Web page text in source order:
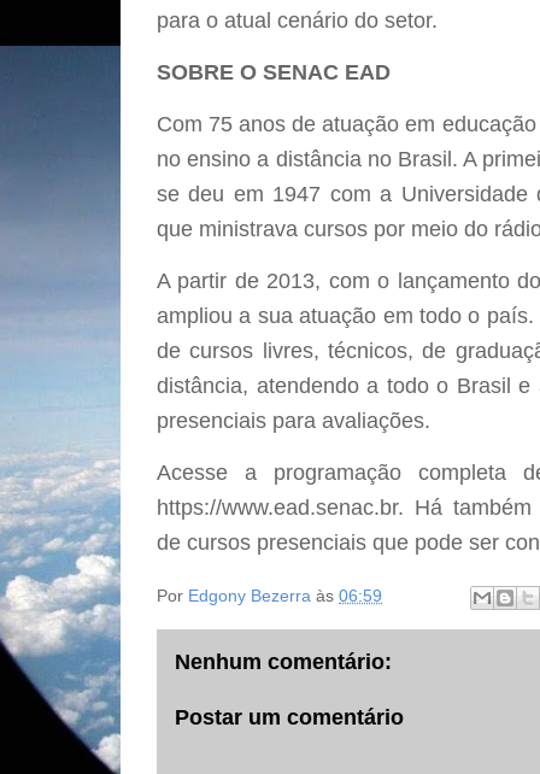
para o atual cenário do setor.
SOBRE O SENAC EAD
Com 75 anos de atuação em
no ensino a distância no Brasil. A
se deu em 1947 com a
que ministrava cursos por meio do
A partir de 2013, com o lançamento
ampliou a sua atuação em todo o
de cursos livres, técnicos, de
distância, atendendo a todo o Brasil
presenciais para avaliações.
Acesse a programação completa
https://www.ead.senac.br. Há
de cursos presenciais que pode ser
Por Edgony Bezerra às 06:59
Nenhum comentário:
Postar um comentário